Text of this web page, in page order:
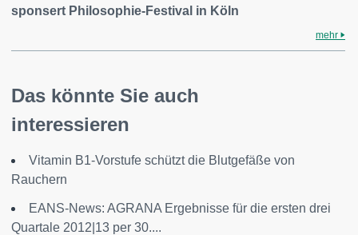
sponsert Philosophie-Festival in Köln
mehr
Das könnte Sie auch
interessieren
Vitamin B1-Vorstufe schützt die Blutgefäße von
Rauchern
EANS-News: AGRANA Ergebnisse für die ersten drei
Quartale 2012|13 per 30....